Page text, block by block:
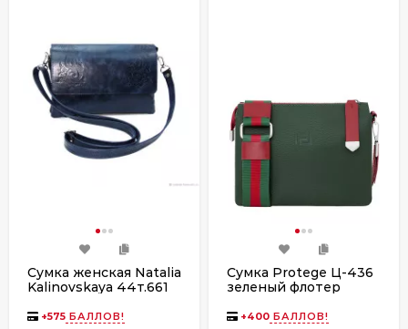
Сумка женская Natalia
Kalinovskaya 44т.661
+575 БАЛЛОВ!
Сумка Protege Ц-436
зеленый флотер
+400 БАЛЛОВ!